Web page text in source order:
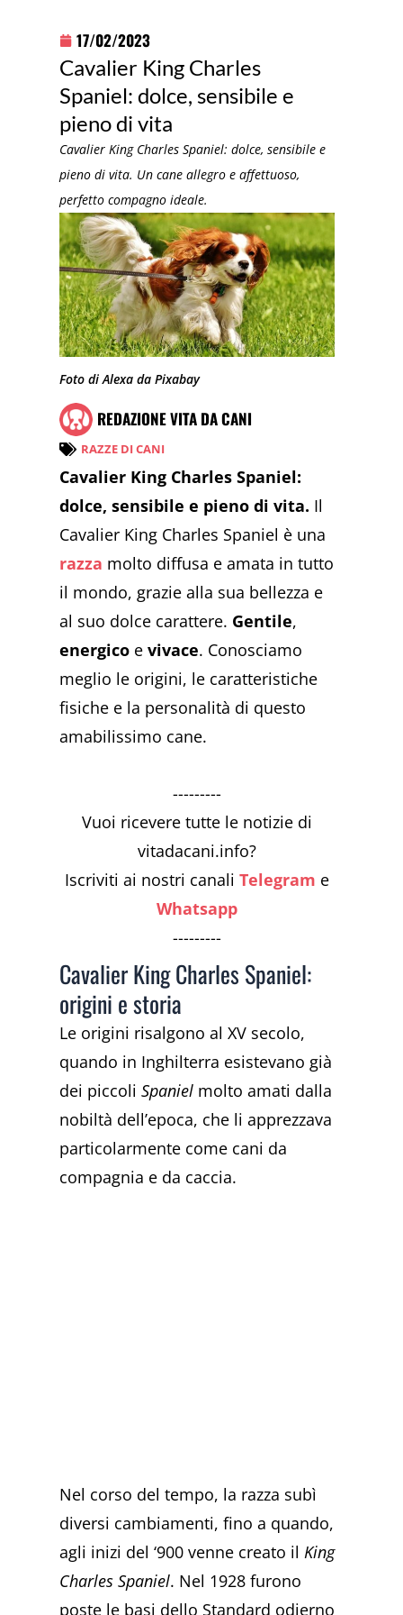
17/02/2023
Cavalier King Charles
Spaniel: dolce, sensibile e
pieno di vita
Cavalier King Charles Spaniel: dolce, sensibile e
pieno di vita. Un cane allegro e affettuoso,
perfetto compagno ideale.
Foto di Alexa da Pixabay
REDAZIONE VITA DA CANI
RAZZE DI CANI
Cavalier King Charles Spaniel:
dolce, sensibile e pieno di vita. Il
Cavalier King Charles Spaniel è una
razza molto diffusa e amata in tutto
il mondo, grazie alla sua bellezza e
al suo dolce carattere. Gentile,
energico evivace. Conosciamo
meglio le origini, le caratteristiche
fisiche e la personalità di questo
amabilissimo cane.
---------
Vuoi ricevere tutte le notizie di
vitadacani.info?
Iscriviti ai nostri canaliTelegram e
Whatsapp
---------
Cavalier King Charles Spaniel:
origini e storia
Le origini risalgono al XV secolo,
quando in Inghilterra esistevano già
dei piccoliSpaniel molto amati dalla
nobiltà dell’epoca, che li apprezzava
particolarmente come cani da
compagnia e da caccia.
Nel corso del tempo, la razza subì
diversi cambiamenti, fino a quando,
agli inizi del ‘900 venne creato il King
Charles Spaniel. Nel 1928 furono
poste le basi dello Standard odierno